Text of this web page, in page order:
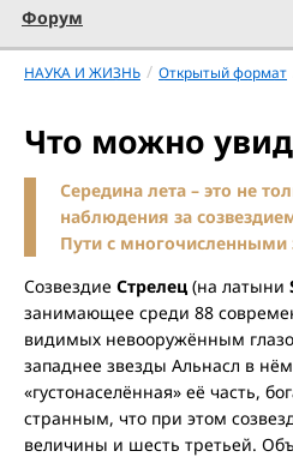
Форум
НАУКА И ЖИЗНЬ / Открытый формат
Что можно
Середина лета – это не
наблюдения за
Пути с
Созвездие Стрелец (на латыни
занимающее среди 88
видимых невооружённым
западнее звезды Альнасл в
«густонаселённая» её часть,
странным, что при этом
величины и шесть третьей.